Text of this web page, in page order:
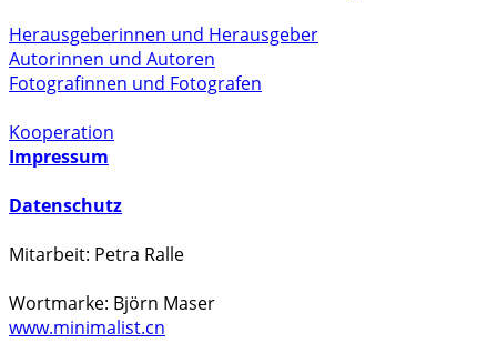
Herausgeberinnen und Herausgeber
Autorinnen und Autoren
Fotografinnen und Fotografen
Kooperation
Impressum
Datenschutz
Mitarbeit: Petra Ralle
Wortmarke: Björn Maser
www.minimalist.cn